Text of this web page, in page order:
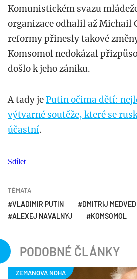
Komunistickém svazu
organizace odhalil až Michail
reformy přinesly takové
Komsomol nedokázal
došlo k jeho zániku.
A tady jePutin očima dětí:
výtvarné soutěže, které se
účastní.
Sdílet
TÉMATA
VLADIMIR PUTIN
DMITRIJ
ALEXEJ NAVALNYJ
KOMSOMOL
PODOBNÉ ČLÁNKY